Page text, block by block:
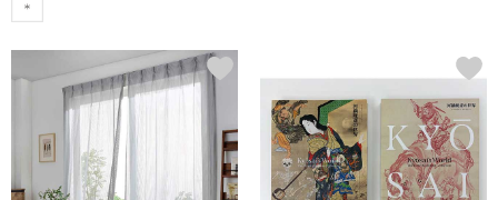
BOGARD 最新号はこちら
ランド
ルームウェア
アンダーウェア
その他